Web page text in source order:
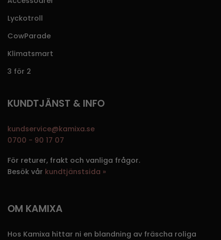
Lyckotroll
CowParade
Klimatsmart
3 för 2
KUNDTJÄNST & INFO
kundservice@kamixa.se
0700 - 90 17 07
För returer, frakt och vanliga frågor.
Besök vår kundtjänstsida »
OM KAMIXA
Hos Kamixa hittar ni en blandning av fräscha roliga